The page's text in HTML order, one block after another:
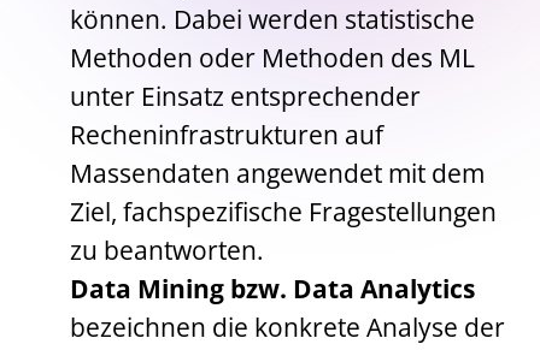
können. Dabei werden statistische
Methoden oder Methoden des ML
unter Einsatz entsprechender
Recheninfrastrukturen auf
Massendaten angewendet mit dem
Ziel, fachspezifische Fragestellungen
zu beantworten.
Data Mining bzw. Data Analytics
bezeichnen die konkrete Analyse der